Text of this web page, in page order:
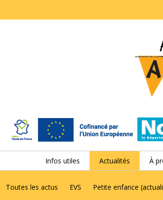
Infos utiles Actualités À
Toutes les actus EVS Petite enfance